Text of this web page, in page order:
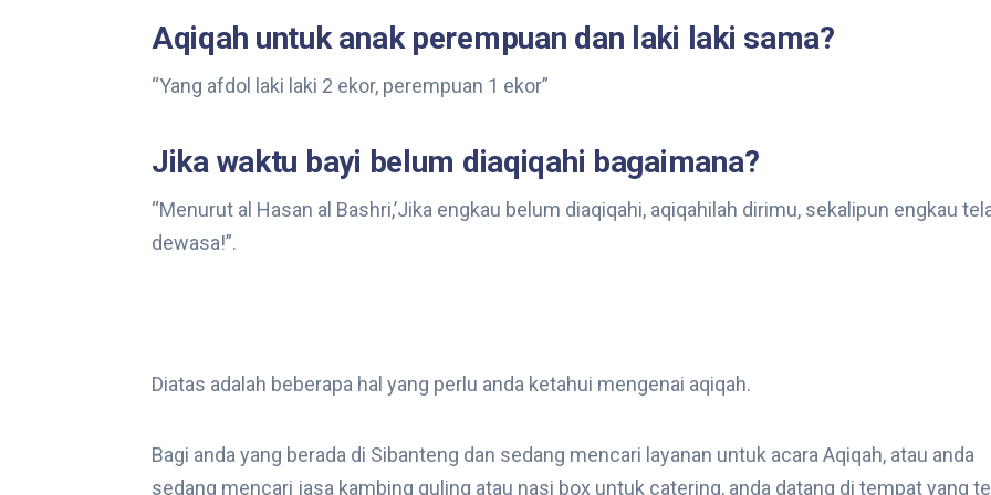
Aqiqah untuk anak perempuan dan laki laki sama?
“Yang afdol laki laki 2 ekor, perempuan 1 ekor”
Jika waktu bayi belum diaqiqahi bagaimana?
“Menurut al Hasan al Bashri,’Jika engkau belum diaqiqahi, aqiqahilah dirimu, sekalipun engkau
dewasa!”.
Diatas adalah beberapa hal yang perlu anda ketahui mengenai aqiqah.
Bagi anda yang berada di Sibanteng dan sedang mencari layanan untuk acara Aqiqah, atau anda
sedang mencari jasa kambing guling atau nasi box untuk catering, anda datang di tempat yang